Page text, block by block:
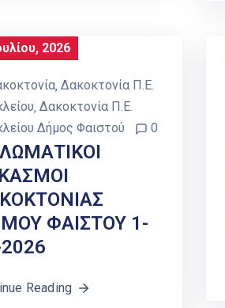
2026
‚ Δακοκτονία Π.Ε.
‚ Δακοκτονία Π.Ε.
Δήμος Φαιστού
0
ΦΑΙΣΤΟΥ 1-
Reading